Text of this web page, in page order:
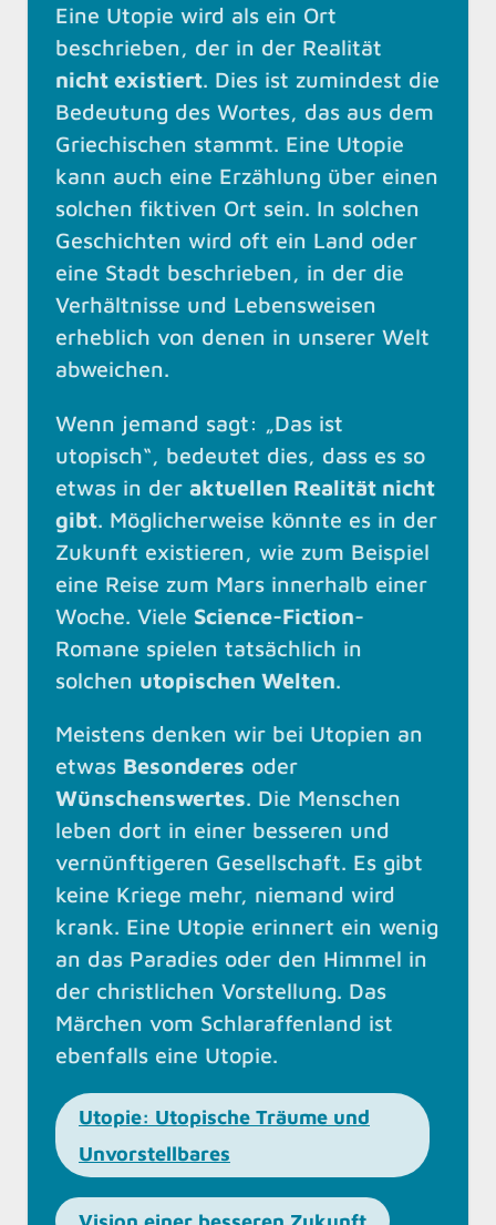
Eine Utopie wird als ein Ort
beschrieben, der in der Realität
nicht existiert. Dies ist zumindest die
Bedeutung des Wortes, das aus dem
Griechischen stammt. Eine Utopie
kann auch eine Erzählung über einen
solchen fiktiven Ort sein. In solchen
Geschichten wird oft ein Land oder
eine Stadt beschrieben, in der die
Verhältnisse und Lebensweisen
erheblich von denen in unserer Welt
abweichen.
Wenn jemand sagt: „Das ist
utopisch“, bedeutet dies, dass es so
etwas in der aktuellen Realität nicht
gibt. Möglicherweise könnte es in der
Zukunft existieren, wie zum Beispiel
eine Reise zum Mars innerhalb einer
Woche. Viele Science-Fiction-
Romane spielen tatsächlich in
solchen utopischen Welten.
Meistens denken wir bei Utopien an
etwas Besonderes oder
Wünschenswertes. Die Menschen
leben dort in einer besseren und
vernünftigeren Gesellschaft. Es gibt
keine Kriege mehr, niemand wird
krank. Eine Utopie erinnert ein wenig
an das Paradies oder den Himmel in
der christlichen Vorstellung. Das
Märchen vom Schlaraffenland ist
ebenfalls eine Utopie.
Utopie: Utopische Träume und
Unvorstellbares